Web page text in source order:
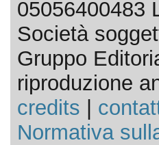
05056400483
Società
Gruppo
riproduzione
credits
Normativa